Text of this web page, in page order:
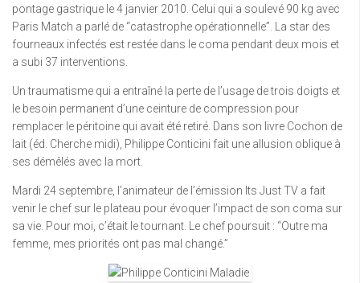
pontage gastrique le 4 janvier 2010. Celui qui a soulevé 90 kg avec
Paris Match a parlé de “catastrophe opérationnelle”. La star des
fourneaux infectés est restée dans le coma pendant deux mois et
a subi 37 interventions.
Un traumatisme qui a entraîné la perte de l’usage de trois doigts et
le besoin permanent d’une ceinture de compression pour
remplacer le péritoine qui avait été retiré. Dans son livre Cochon de
lait (éd. Cherche midi), Philippe Conticini fait une allusion oblique à
ses démêlés avec la mort.
Mardi 24 septembre, l’animateur de l’émission Its Just TV a fait
venir le chef sur le plateau pour évoquer l’impact de son coma sur
sa vie. Pour moi, c’était le tournant. Le chef poursuit : “Outre ma
femme, mes priorités ont pas mal changé.”